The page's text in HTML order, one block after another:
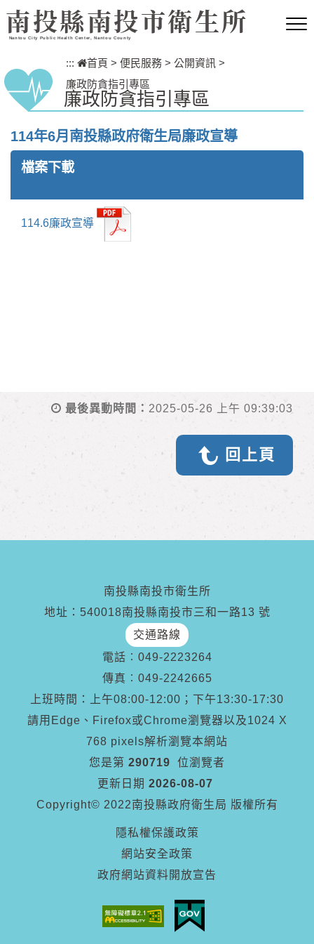
跳到主要內容區塊
南投縣南投市衛生所
Nantou City Public Health Center, Nantou County
::: 首頁 > 便民服務 > 公開資訊 >
廉政防貪指引專區
廉政防貪指引專區
114年6月南投縣政府衛生局廉政宣導
檔案下載
114.6廉政宣導
最後異動時間： 2025-05-26 上午 09:39:03
回上頁
南投縣南投市衛生所
地址：540018南投縣南投市三和一路13 號
交通路線
電話︰ 049-2223264
傳真︰ 049-2242665
上班時間：上午08:00-12:00；下午13:30-17:30
請用Edge、Firefox或Chrome瀏覽器以及1024 X
768 pixels解析瀏覽本網站
您是第 290719
位瀏覽者
更新日期 2026-08-07
Copyright© 2022南投縣政府衛生局 版權所有
隱私權保護政策
網站安全政策
政府網站資料開放宣告